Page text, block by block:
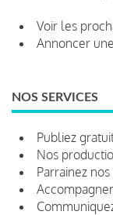
Voir les
Annoncer
NOS SERVICES
Publiez
Nos
Parrainez